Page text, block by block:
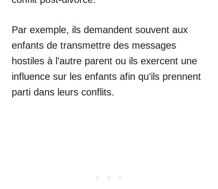
Par exemple, ils demandent souvent aux
enfants de transmettre des messages
hostiles à l’autre parent ou ils exercent une
influence sur les enfants afin qu’ils prennent
parti dans leurs conflits.